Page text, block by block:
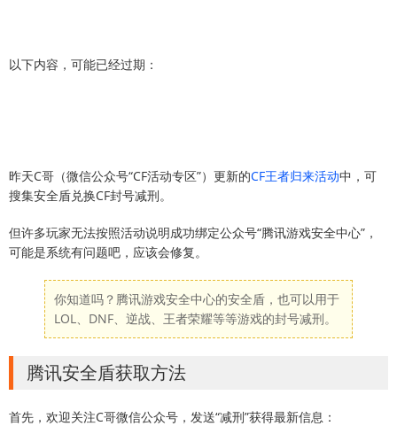
以下内容，可能已经过期：
昨天C哥（微信公众号“CF活动专区”）更新的CF王者归来活动中，可
搜集安全盾兑换CF封号减刑。
但许多玩家无法按照活动说明成功绑定公众号“腾讯游戏安全中心”，
可能是系统有问题吧，应该会修复。
你知道吗？腾讯游戏安全中心的安全盾，也可以用于
LOL、DNF、逆战、王者荣耀等等游戏的封号减刑。
腾讯安全盾获取方法
首先，欢迎关注C哥微信公众号，发送“减刑”获得最新信息：